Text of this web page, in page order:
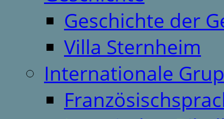
Geschichte der
Villa Sternheim
Internationale